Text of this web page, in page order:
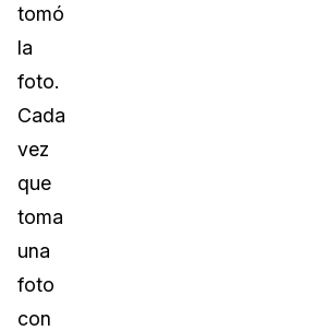
tomó
la
foto.
Cada
vez
que
toma
una
foto
con